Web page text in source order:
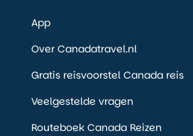
App
Over Canadatravel.nl
Gratis reisvoorstel Canada reis
Veelgestelde vragen
Routeboek Canada Reizen